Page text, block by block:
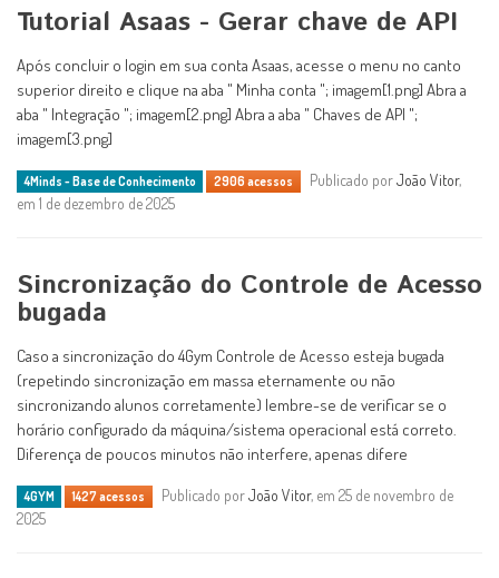
Tutorial Asaas - Gerar chave de API
Após concluir o login em sua conta Asaas, acesse o menu no canto
superior direito e clique na aba " Minha conta "; imagem[1.png] Abra a
aba " Integração "; imagem[2.png] Abra a aba " Chaves de API ";
imagem[3.png]
4Minds - Base de Conhecimento 2906 acessos Publicado porJoão Vitor,
em 1 de dezembro de 2025
Sincronização do Controle de Acesso
bugada
Caso a sincronização do 4Gym Controle de Acesso esteja bugada
(repetindo sincronização em massa eternamente ou não
sincronizando alunos corretamente) lembre-se de verificar se o
horário configurado da máquina/sistema operacional está correto.
Diferença de poucos minutos não interfere, apenas difere
4GYM 1427 acessos Publicado porJoão Vitor, em 25 de novembro de
2025